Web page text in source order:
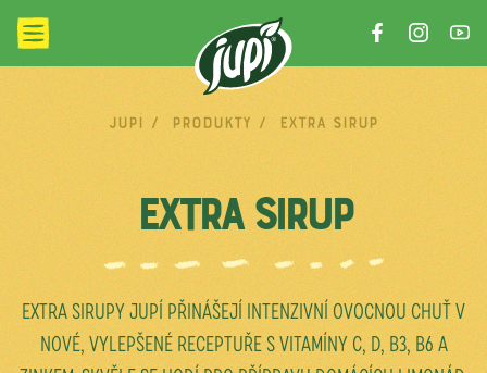
Jupí / Produkty / Extra sirup
EXTRA SIRUP
EXTRA SIRUPY JUPÍ PŘINÁŠEJÍ INTENZIVNÍ OVOCNOU CHUŤ V
NOVÉ, VYLEPŠENÉ RECEPTUŘE S VITAMÍNY C, D, B3, B6 A